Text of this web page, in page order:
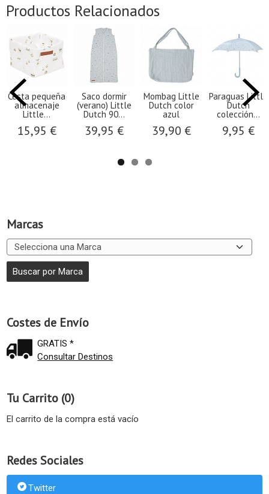
Marcas
Costes de Envío
GRATIS *
Consultar Destinos
Tu Carrito (0)
El carrito de la compra está vacío
Redes Sociales
Twitter
Productos Relacionados
Cesta pequeña
almacenaje
Little...
15,95 €
Saco dormir
(verano) Little
Dutch 90...
39,95 €
Mombag Little
Dutch color
azul
39,90 €
Paraguas Little
Dutch
colección...
9,95 €